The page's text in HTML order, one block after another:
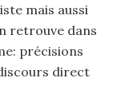
mais aussi
retrouve dans
précisions
direct